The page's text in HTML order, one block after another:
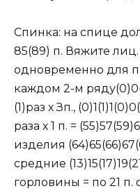
Спинка: на спице
85(89) п. Вяжите
одновременно для
каждом 2-м
(1)раз х Зп.,
раза х 1 п. =
изделия
средние
горловины = по 21